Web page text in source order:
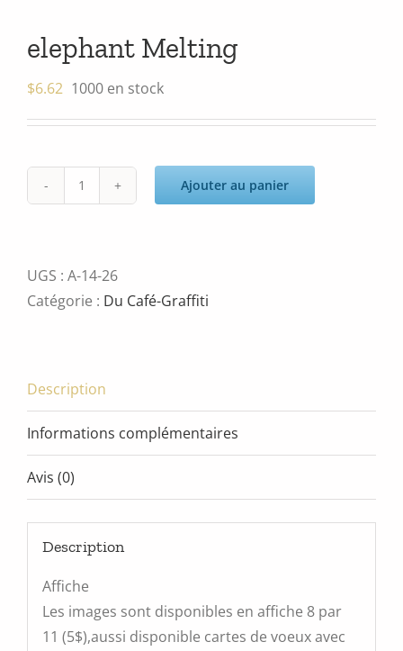
elephant Melting
$6.62 1000 en stock
quantité
Melting
Ajouter au panier
UGS : A-14-26
Catégorie : Du Café-Graffiti
Description
Informations complémentaires
Avis (0)
Description
Affiche
Les images sont disponibles en affiche 8 par
11 (5$),aussi disponible cartes de voeux avec